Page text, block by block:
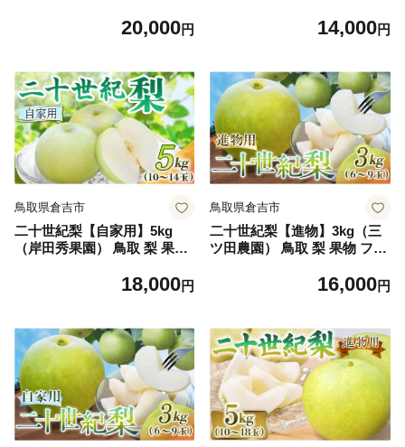
梨 人気 甘い 進物 贈答用
20,000円
世紀梨 人気 甘い 自家用 産地
14,000円
鳥取県倉吉市
二十世紀梨【自家用】5kg
（岸田秀果園） 鳥取 梨 果物
世紀梨 人気 甘い 自家用 産地
18,000円
鳥取県倉吉市
二十世紀梨【進物】3kg（三
ツ田農園） 鳥取 梨 果物 フル
梨 人気 甘い 進物 贈答用 赤
16,000円